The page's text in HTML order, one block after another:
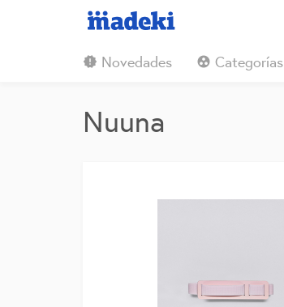
new_releases Novedades  Categorías
Nuuna